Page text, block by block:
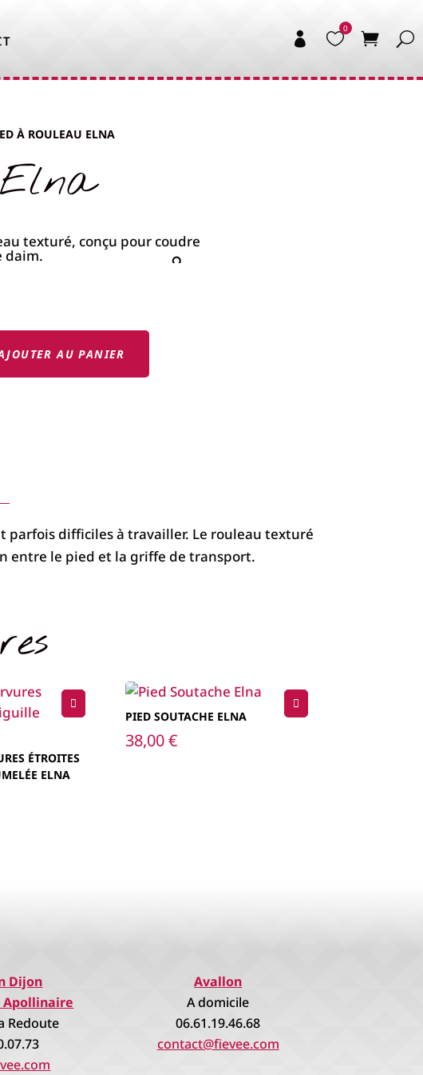
 
À ROULEAU ELNA
AU PANIER
parfois difficiles à travailler. Le rouleau texturé
entre le pied et la griffe de transport.
ÉTROITES
ELNA
PIED SOUTACHE ELNA
38,00€
Dijon
Redoute
Avallon
A domicile
06.61.19.46.68
contact@fievee.com